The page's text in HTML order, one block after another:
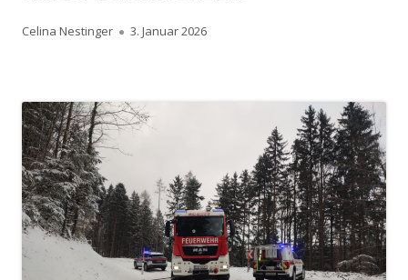
Autor
Celina Nestinger
Veröffentlicht
3. Januar 2026